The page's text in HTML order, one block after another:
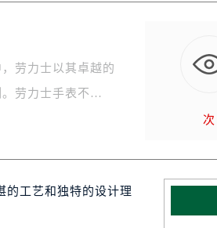
劳力士以其卓越的
。劳力士手表不…
次
的工艺和独特的设计理